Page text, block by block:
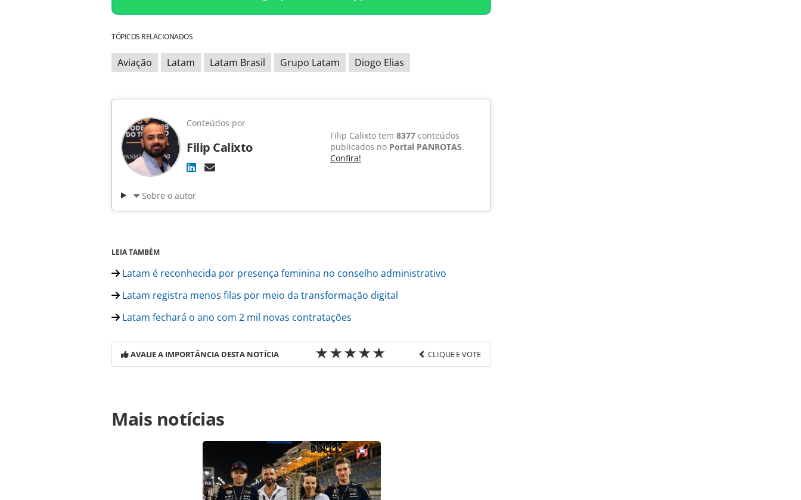
TÓPICOS RELACIONADOS
Aviação Latam Latam Brasil Grupo Latam Diogo Elias
Conteúdos por
Filip Calixto
Filip Calixto tem 8377 conteúdos
publicados no Portal PANROTAS.
Confira!
Sobre o autor
LEIA TAMBÉM
Latam é reconhecida por presença feminina no conselho administrativo
Latam registra menos filas por meio da transformação digital
Latam fechará o ano com 2 mil novas contratações
AVALIE A IMPORTÂNCIA DESTA NOTÍCIA CLIQUE E VOTE
https://www.panrotas.com.br/aviacao/empresas/2021/11/latam-chega-a-90-da-oferta-
domestica-do-pre-pandemia_185561.html ou as ferramentas oferecidas na página.
Todo o conteúdo produzido pela PANROTAS Editora é protegido pela legislação
brasileira sobre direito autoral. Não reproduza o conteúdo sem autorização da
PANROTAS Editora (copyright@panrotas.com.br).
Mais notícias